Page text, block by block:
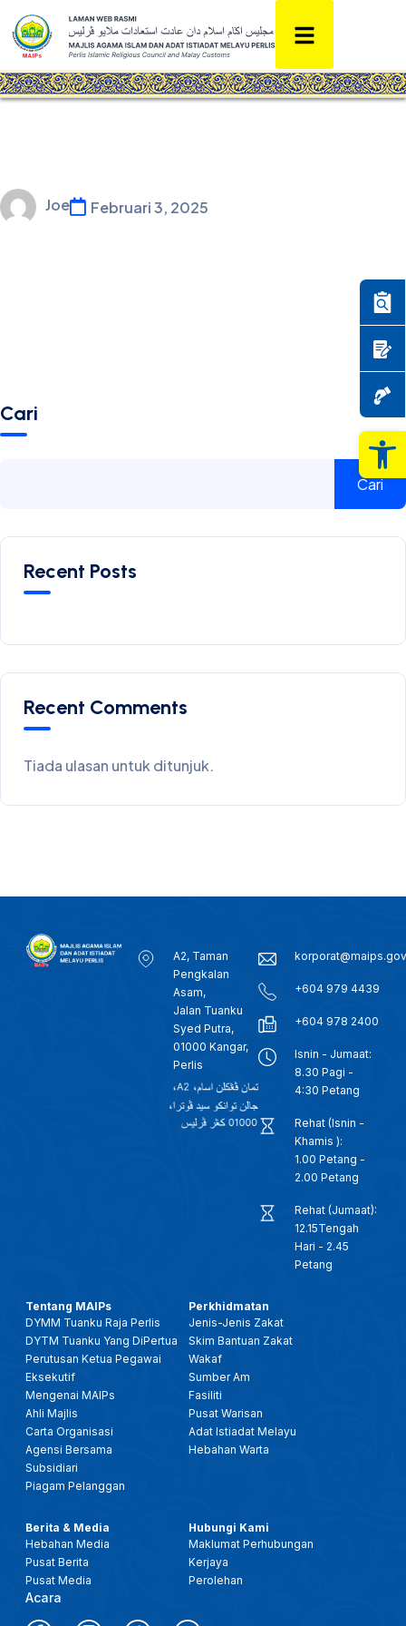
Joe Februari 3, 2025
Cari
Cari
Recent Posts
Recent Comments
Tiada ulasan untuk ditunjuk.
A2, Taman
Pengkalan
Asam,
Jalan Tuanku
Syed Putra,
01000 Kangar,
Perlis
+604 979 4439
+604 978 2400
Isnin - Jumaat:
8.30 Pagi -
4:30 Petang
Rehat (Isnin -
Khamis ):
1.00 Petang -
2.00 Petang
Rehat (Jumaat):
12.15Tengah
Hari - 2.45
Petang
Tentang MAIPs
DYMM Tuanku Raja Perlis
DYTM Tuanku Yang DiPertua
Perutusan Ketua Pegawai
Eksekutif
Mengenai MAIPs
Ahli Majlis
Carta Organisasi
Agensi Bersama
Subsidiari
Piagam Pelanggan
Perkhidmatan
Jenis-Jenis Zakat
Skim Bantuan Zakat
Wakaf
Sumber Am
Fasiliti
Pusat Warisan
Adat Istiadat Melayu
Hebahan Warta
Berita & Media
Hebahan Media
Pusat Berita
Pusat Media
Acara
Hubungi Kami
Maklumat Perhubungan
Kerjaya
Perolehan